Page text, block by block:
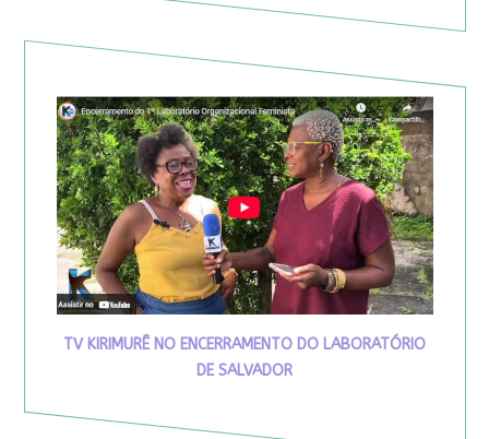
TV KIRIMURÊ NO ENCERRAMENTO DO LABORATÓRIO
DE SALVADOR